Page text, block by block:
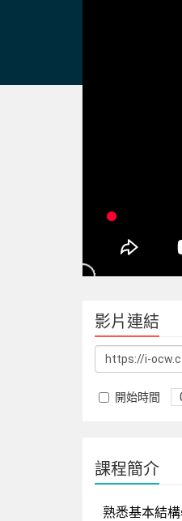
影片連結
開始時間
課程簡介
熟悉基本結